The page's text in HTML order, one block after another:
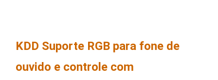
KDD Suporte RGB para fone de
ouvido e controle com